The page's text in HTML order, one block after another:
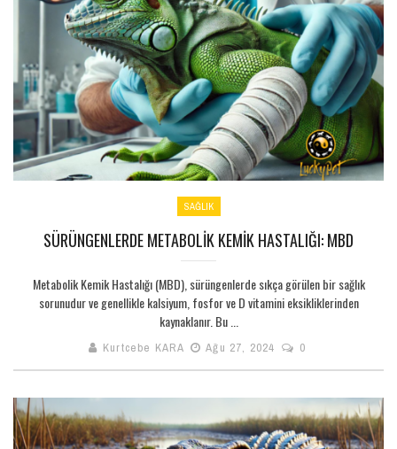
SAĞLIK
SÜRÜNGENLERDE METABOLIK KEMIK HASTALIĞI: MBD
Metabolik Kemik Hastalığı (MBD), sürüngenlerde sıkça görülen bir sağlık
sorunudur ve genellikle kalsiyum, fosfor ve D vitamini eksikliklerinden
kaynaklanır. Bu ...
Kurtcebe KARA Ağu 27, 2024 0